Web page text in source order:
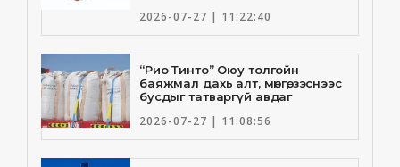
2026-07-27 | 11:22:40
“Рио Тинто” Оюу толгойн
баяжмал дахь алт, мөнгө, зэснээс
бусдыг татваргүй авдаг
2026-07-27 | 11:08:56